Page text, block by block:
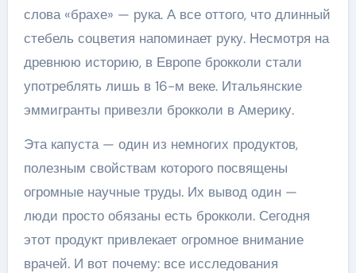
слова «брахе» — рука. А все оттого, что длинный
стебель соцветия напоминает руку. Несмотря на
древнюю историю, в Европе брокколи стали
употреблять лишь в 16-м веке. Итальянские
эммигранты привезли брокколи в Америку.
Эта капуста — один из немногих продуктов,
полезным свойствам которого посвящены
огромные научные труды. Их вывод один —
люди просто обязаны есть брокколи. Сегодня
этот продукт привлекает огромное внимание
врачей. И вот почему: все исследования